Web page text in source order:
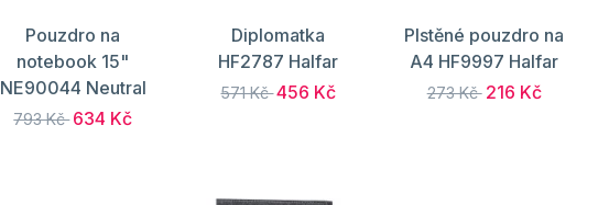
Pouzdro na
notebook 15"
NE90044 Neutral
793 Kč 634 Kč
Diplomatka
HF2787 Halfar
571 Kč456 Kč
Plstěné pouzdro na
A4 HF9997 Halfar
273 Kč 216 Kč